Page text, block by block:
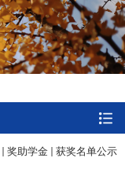
奖助学金 获奖名单公示